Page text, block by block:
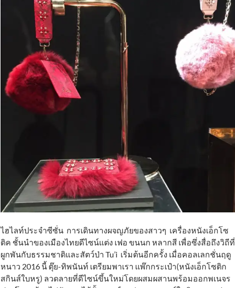
ไฮไลท์ประจำซีซั่น การเดินทางผจญภัยของสาวๆ เครื่องหนังเอ็กโซ
ติค ชั้นนำของเมืองไทยดีไซน์แต่ง เฟอ ขนนก หลากสี เพื่อซึ่งสื่อถึงวิถีที่
ผูกพันกับธรรมชาติและสัตว์ป่า Tu’i เริ่มต้นอีกครั้ง เมื่อคอลเลกชั่นฤดู
หนาว 2016 นี้ ตุ๊ย-ทิพนันท์ เตรียมพาเรา แพ๊กกระเป๋า(หนังเอ็กโซติก
สกินส์ใบหรู) ลวดลายที่ดีไซน์ขึ้นใหม่โดยผสมผสานพร้อมออกพเนจร